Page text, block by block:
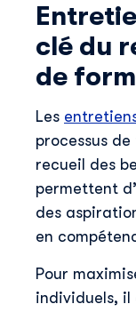
clé du
de
Les
processus
recueil des
permettent
des
en
Pour
individuels,